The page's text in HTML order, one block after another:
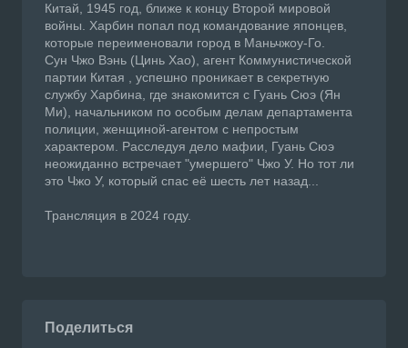
Китай, 1945 год, ближе к концу Второй мировой
войны. Харбин попал под командование японцев,
которые переименовали город в Маньчжоу-Го.
Сун Чжо Вэнь (Цинь Хао), агент Коммунистической
партии Китая , успешно проникает в секретную
службу Харбина, где знакомится с Гуань Сюэ (Ян
Ми), начальником по особым делам департамента
полиции, женщиной-агентом с непростым
характером. Расследуя дело мафии, Гуань Сюэ
неожиданно встречает "умершего" Чжо У. Но тот ли
это Чжо У, который спас её шесть лет назад...
Трансляция в 2024 году.
Поделиться